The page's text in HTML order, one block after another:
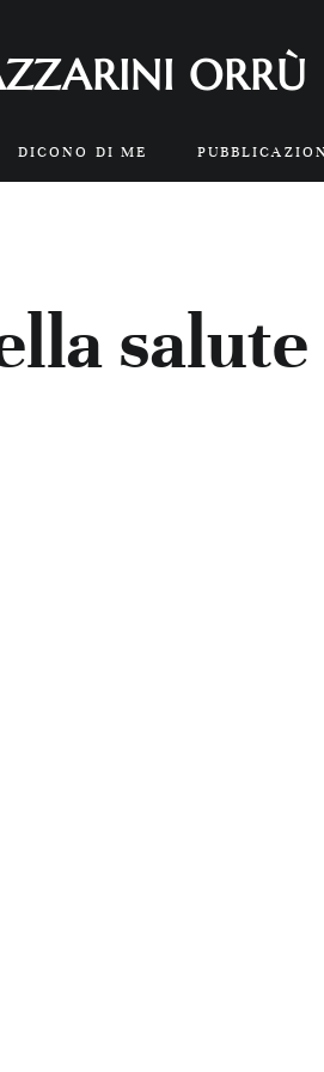
ORRÙ
DICONO DI ME
salute